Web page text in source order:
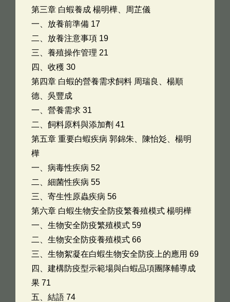
第三章 白蝦養成 楊明樺、周芷儀
一、放養前準備 17
二、放養注意事項 19
三、養殖操作管理 21
四、收穫 30
第四章 白蝦的營養需求飼料 周瑞良、楊順
德、吳豐成
一、營養需求 31
二、飼料原料與添加劑 41
第五章 重要白蝦疾病 郭錦朱、陳怡彣、楊明
樺
一、病毒性疾病 52
二、細菌性疾病 55
三、寄生性原蟲疾病 56
第六章 白蝦生物安全防疫繁養殖模式 楊明樺
一、生物安全防疫繁殖模式 59
二、生物安全防疫養殖模式 66
三、生物絮凝在白蝦生物安全防疫上的應用 69
四、建構防疫型示範場與白蝦品項團隊輔導成
果 71
五、結語 74